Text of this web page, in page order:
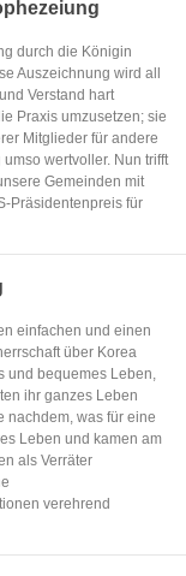
durch die Königin
Auszeichnung wird all
Verstand hart
Praxis umzusetzen; sie
Mitglieder für andere
wertvoller. Nun trifft
Gemeinden mit
Präsidentenpreis für
einfachen und einen
über Korea
und bequemes Leben,
ihr ganzes Leben
nachdem, was für eine
Leben und kamen am
als Verräter
verehrend